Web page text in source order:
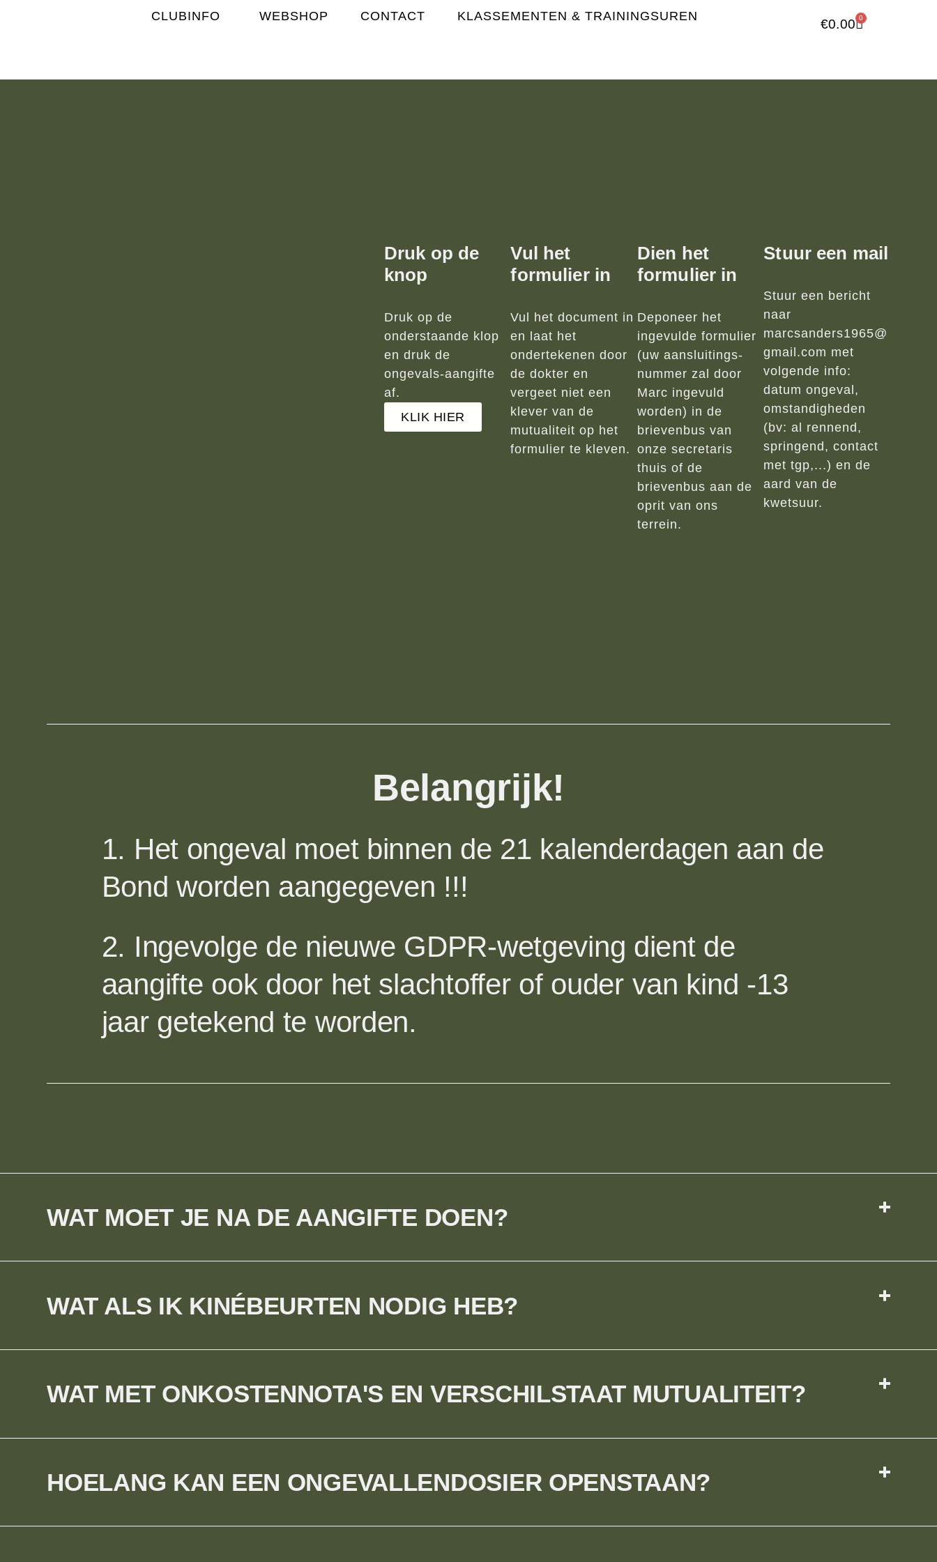
CLUBINFO WEBSHOP CONTACT KLASSEMENTEN & TRAININGSUREN
€0.00 0
Druk op de
knop
Druk op de
onderstaande klop
en druk de
ongevals-aangifte
af.
KLIK HIER
Vul het
formulier in
Vul het document in
en laat het
ondertekenen door
de dokter en
vergeet niet een
klever van de
mutualiteit op het
formulier te kleven.
Dien het
formulier in
Deponeer het
ingevulde formulier
(uw aansluitings-
nummer zal door
Marc ingevuld
worden) in de
brievenbus van
onze secretaris
thuis of de
brievenbus aan de
oprit van ons
terrein.
Stuur een mail
Stuur een bericht
naar
marcsanders1965@
gmail.com met
volgende info:
datum ongeval,
omstandigheden
(bv: al rennend,
springend, contact
met tgp,...) en de
aard van de
kwetsuur.
Belangrijk!
1. Het ongeval moet binnen de 21 kalenderdagen aan de
Bond worden aangegeven !!!
2. Ingevolge de nieuwe GDPR-wetgeving dient de
aangifte ook door het slachtoffer of ouder van kind -13
jaar getekend te worden​.
WAT MOET JE NA DE AANGIFTE DOEN?
WAT ALS IK KINÉBEURTEN NODIG HEB?
WAT MET ONKOSTENNOTA'S EN VERSCHILSTAAT MUTUALITEIT?
HOELANG KAN EEN ONGEVALLENDOSIER OPENSTAAN?